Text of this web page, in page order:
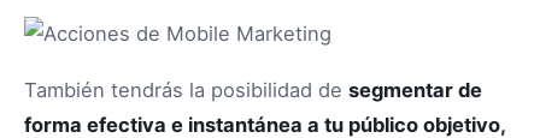
También tendrás la posibilidad de segmentar de
forma efectiva e instantánea a tu público objetivo,